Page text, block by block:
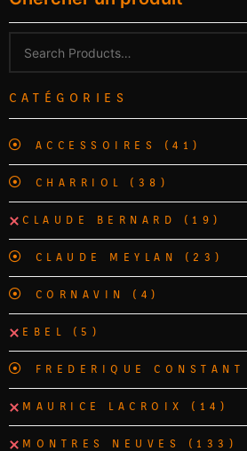
CATÉGORIES
ACCESSOIRES (41)
CHARRIOL (38)
CLAUDE BERNARD (19)
CLAUDE MEYLAN (23)
CORNAVIN (4)
EBEL (5)
FREDERIQUE CONSTANT
MAURICE LACROIX (14)
MONTRES NEUVES (133)